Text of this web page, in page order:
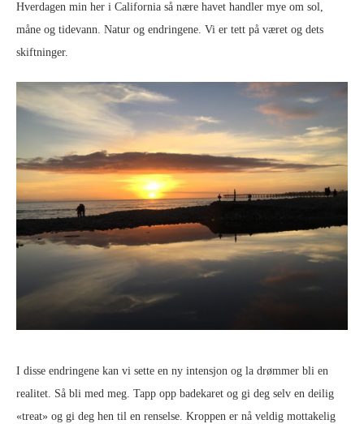
Hverdagen min her i California så nære havet handler mye om sol,
måne og tidevann. Natur og endringene. Vi er tett på været og dets
skiftninger.
I disse endringene kan vi sette en ny intensjon og la drømmer bli en
realitet. Så bli med meg. Tapp opp badekaret og gi deg selv en deilig
«treat» og gi deg hen til en renselse. Kroppen er nå veldig mottakelig